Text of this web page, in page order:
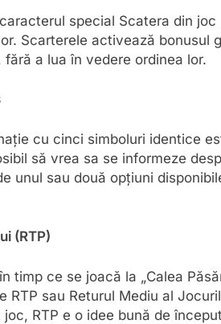
special Scatera din joc
Scarterele activează bonusul
a lua în vedere ordinea lor.
cu cinci simboluri identice
să vrea sa se informeze
unul sau două opțiuni
(RTP)
timp ce se joacă la „Calea
RTP sau Returul Mediu al
RTP e o idee bună de